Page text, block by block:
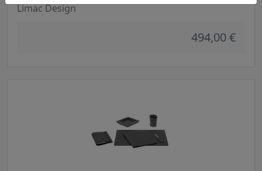
Limac Design
494,00 €